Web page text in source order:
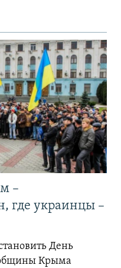
–
где украинцы –
День
Крыма